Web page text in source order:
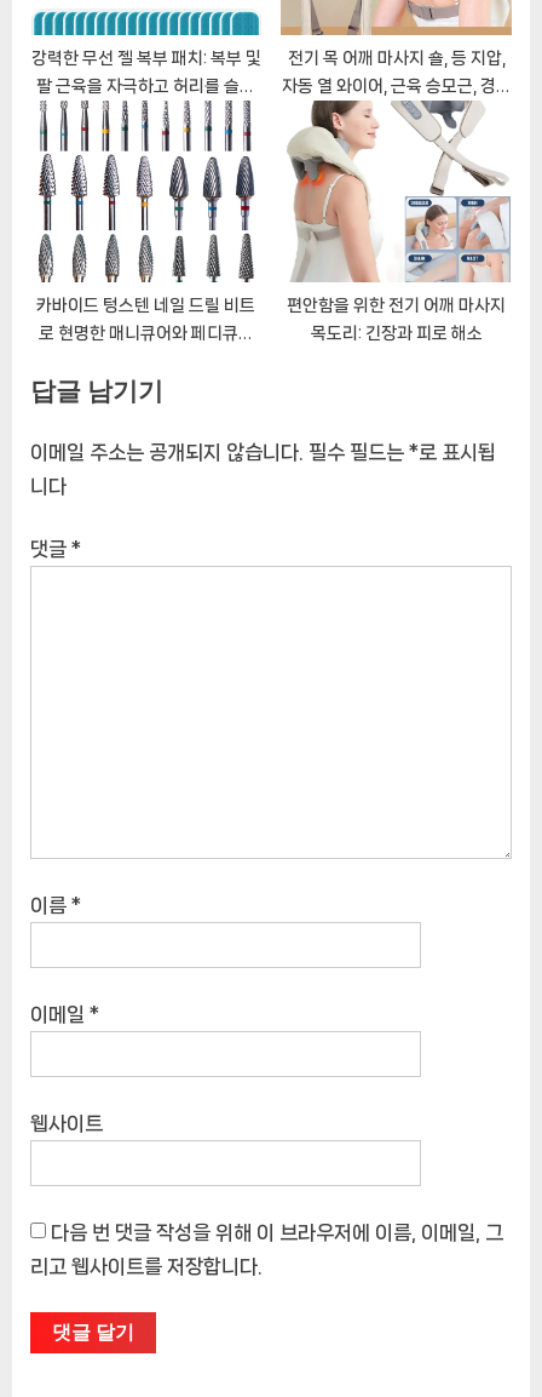
강력한 무선 젤 복부 패치: 복부 및
팔 근육을 자극하고 허리를 슬리
밍하는 피트니스 장비
전기 목 어깨 마사지 숄, 등 지압,
자동 열 와이어, 근육 승모근, 경추
베개, 다리 바디 – 긴장과 통증 완
화에 최고
카바이드 텅스텐 네일 드릴 비트
로 현명한 매니큐어와 페디큐어
편안함을 위한 전기 어깨 마사지
목도리: 긴장과 피로 해소
답글 남기기
이메일 주소는 공개되지 않습니다. 필수 필드는 *로 표시됩
니다
댓글 *
이름 *
이메일 *
웹사이트
다음 번 댓글 작성을 위해 이 브라우저에 이름, 이메일, 그
리고 웹사이트를 저장합니다.